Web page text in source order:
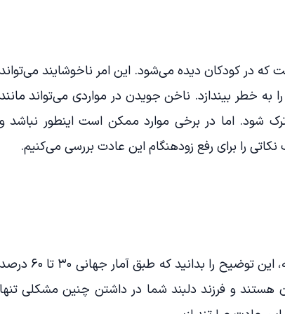
در کودکان دیده می‌شود. این امر ناخوشایند
به خطر بیندازد. ناخن جویدن در مواردی می‌تواند
اما در برخی موارد ممکن است اینطور نباشد
را برای رفع زودهنگام این عادت بررسی می‌کنیم.
بهتر است قبل از هر گونه نگرانی در این زمینه، این توضیح را بدانید که طبق آمار
هستند و فرزند دلبند شما در داشتن چنین مشکلی